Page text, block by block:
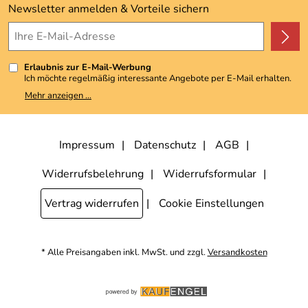
Kundenbewertungen (3.492)
4,9/5*****
Newsletter anmelden & Vorteile sichern
Erlaubnis zur E-Mail-Werbung
Ich möchte regelmäßig interessante Angebote per E-Mail erhalten.
Meine E-Mail-Adresse wird nicht an andere Unternehmen
weitergegeben. Zu statistischen Zwecken wird in anonymer Form
kann ich jederzeit mit Wirkung für die Zukunft widerrufen, indem ich
den Link "Abmelden" am Ende des Newsletters anklicke. Die
Mehr anzeigen ...
Impressum Datenschutz
AGB
Widerrufsbelehrung
Widerrufsformular
Vertrag widerrufen
Cookie Einstellungen
* Alle Preisangaben inkl. MwSt. und zzgl.Versandkosten